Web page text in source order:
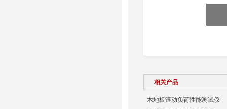
相关产品
木地板滚动负荷性能测试仪